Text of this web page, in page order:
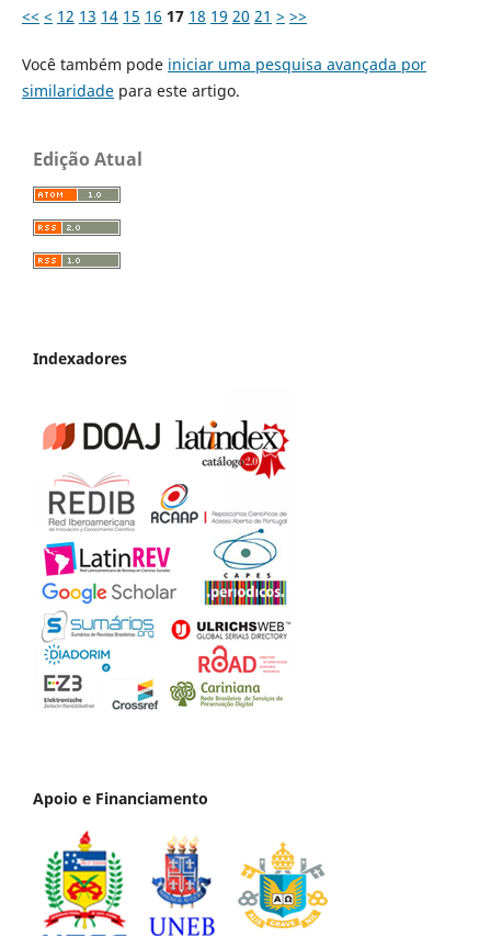
<< < 12 13 14 15 16 17 18 19 20 21 > >>
Você também pode iniciar uma pesquisa avançada por
similaridadepara este artigo.
Edição Atual
Indexadores
Apoio e Financiamento